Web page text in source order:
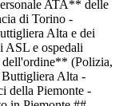
ATA** delle
di Torino -
Alta e dei
e ospedali
(Polizia,
Buttigliera Alta -
della Piemonte -